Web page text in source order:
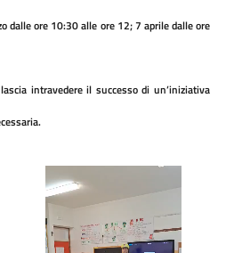
dalle ore 10:30 alle ore 12; 7 aprile dalle ore
intravedere il successo di un’iniziativa